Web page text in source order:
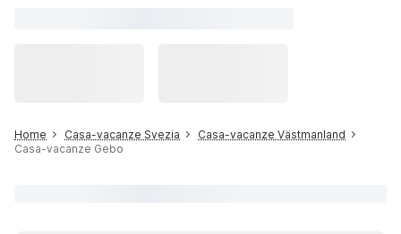
Home Casa-vacanze Svezia
Casa-vacanze Västmanland
Casa-vacanze Gebo